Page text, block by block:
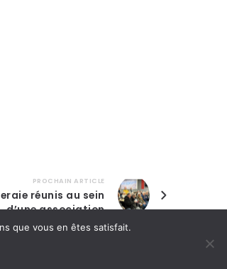
PROCHAIN ARTICLE
réunis au sein
d’une association
que vous en êtes satisfait.